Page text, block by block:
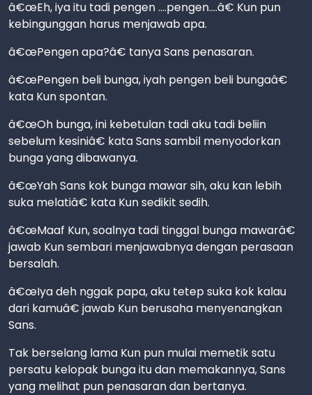
â€œEh, iya itu tadi pengen ....pengen....â€ Kun pun
kebingunggan harus menjawab apa.
â€œPengen apa?â€ tanya Sans penasaran.
â€œPengen beli bunga, iyah pengen beli bungaâ€
kata Kun spontan.
â€œOh bunga, ini kebetulan tadi aku tadi beliin
sebelum kesiniâ€ kata Sans sambil menyodorkan
bunga yang dibawanya.
â€œYah Sans kok bunga mawar sih, aku kan lebih
suka melatiâ€ kata Kun sedikit sedih.
â€œMaaf Kun, soalnya tadi tinggal bunga mawarâ€
jawab Kun sembari menjawabnya dengan perasaan
bersalah.
â€œIya deh nggak papa, aku tetep suka kok kalau
dari kamuâ€ jawab Kun berusaha menyenangkan
Sans.
Tak berselang lama Kun pun mulai memetik satu
persatu kelopak bunga itu dan memakannya, Sans
yang melihat pun penasaran dan bertanya.